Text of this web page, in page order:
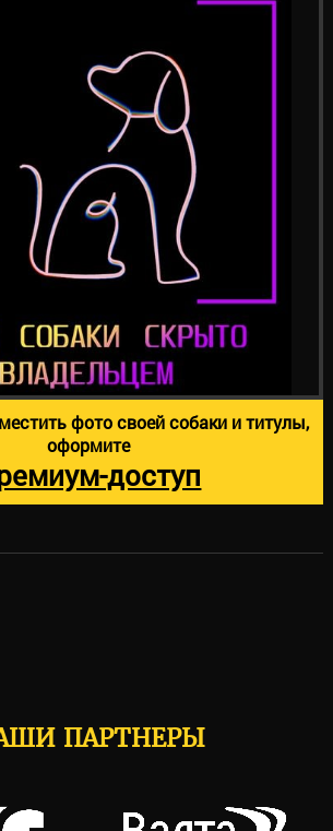
фото своей собаки и титулы,
оформите
доступ
ПАРТНЕРЫ